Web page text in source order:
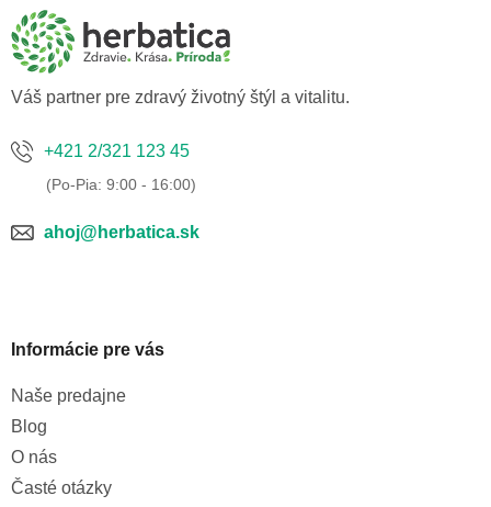
Váš partner pre zdravý životný štýl a vitalitu.
+421 2/321 123 45
ahoj@herbatica.sk
Informácie pre vás
Naše predajne
Blog
O nás
Časté otázky